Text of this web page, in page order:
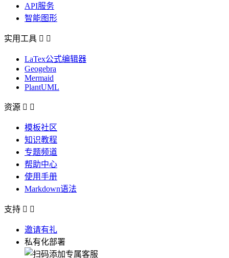
API服务
智能图形
实用工具  
LaTex公式编辑器
Geogebra
Mermaid
PlantUML
资源  
模板社区
知识教程
专题频道
帮助中心
使用手册
Markdown语法
支持  
邀请有礼
私有化部署